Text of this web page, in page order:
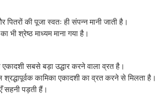
की पूजा स्वतः ही संपन्न मानी जाती है।
श्रेष्ठ माध्यम माना गया है।
सबसे बड़ा उद्धार करने वाला व्रत है।
कामिका एकादशी का व्रत करने से मिलता है।
सहनी पड़ती हैं।